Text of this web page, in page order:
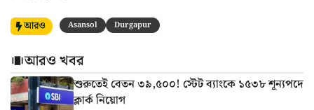
আরও Asansol Durgapur
আরও খবর
শুরুতেই বেতন ৩৯,৫০০! স্টেট ব্যাংকে ১৫৩৮ শূন্যপদে
ক্লার্ক নিয়োগ